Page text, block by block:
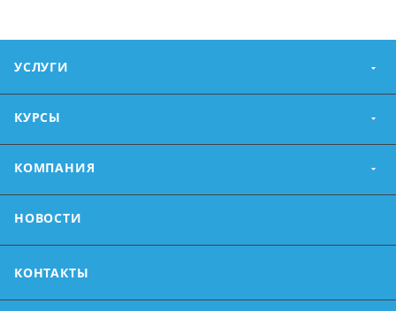
УСЛУГИ
КУРСЫ
КОМПАНИЯ
НОВОСТИ
КОНТАКТЫ